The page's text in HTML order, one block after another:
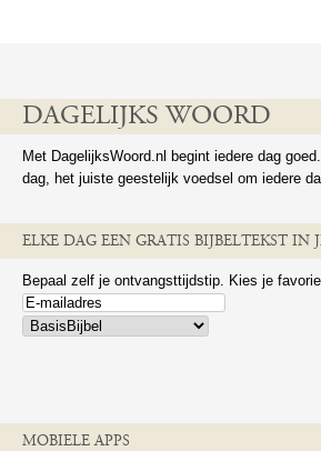
DAGELIJKS WOORD
Met DagelijksWoord.nl begint iedere dag
dag, het juiste geestelijk voedsel om iedere
ELKE DAG EEN GRATIS BIJBELTEKST IN
Bepaal zelf je ontvangsttijdstip. Kies je
MOBIELE APPS